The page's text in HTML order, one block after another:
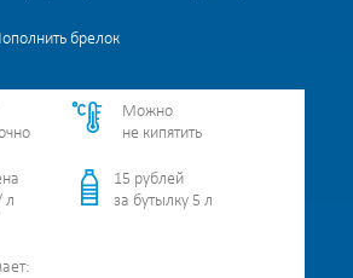
брелок
Можно
не кипятить
л
15 рублей
за бутылку 5 л